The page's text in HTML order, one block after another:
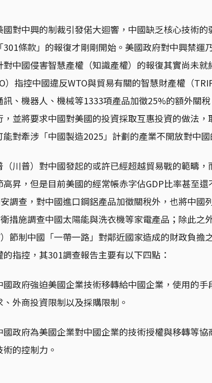
國對中興的制裁引發偌大迴響，中國缺乏核心技術
301條款」的報復才剛剛開始。美國政府對中興禁運
對中國侵害智慧產權（知識產權）的報復其實尚未
）指控中國違反WTO與貿易有關的智慧財產權（
訊、機器人、機械等1333項產品加徵25%的額外關
，並將要求中國對美國的投資採取互惠投資的做法，
能對牽涉「中國製造2025」計劃的產業不開放對中國
（川普）對中國發起的或許已經超越貿易戰的範疇
高昇，但是目前美國的經常帳赤字佔GDP比率甚至
調查，對中國進口鋼鋁產品加徵關稅外，也將中國
措施調查中國太陽能與洗衣機等家電產品；除此之
）節制中國「一帶一路」對鄰近國家造成的財政負
的指控，其301調查報告主要有以下四點：
國政府強迫美國企業技術移轉給中國企業，使用的
、外商投資限制以及採購限制。
國政府為美國企業對中國企業的技術授權與移轉等
術的控制力。